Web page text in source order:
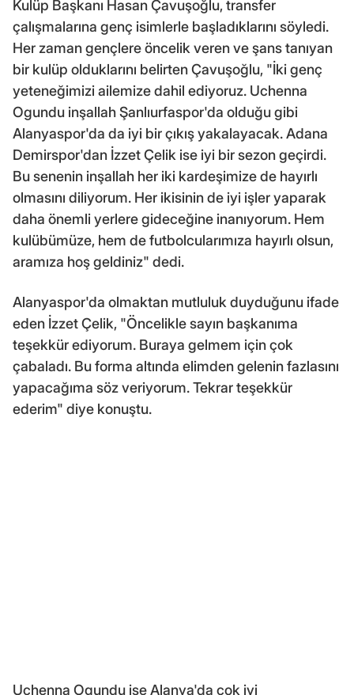
Kulüp Başkanı Hasan Çavuşoğlu, transfer
çalışmalarına genç isimlerle başladıklarını söyledi.
Her zaman gençlere öncelik veren ve şans tanıyan
bir kulüp olduklarını belirten Çavuşoğlu, "İki genç
yeteneğimizi ailemize dahil ediyoruz. Uchenna
Ogundu inşallah Şanlıurfaspor'da olduğu gibi
Alanyaspor'da da iyi bir çıkış yakalayacak. Adana
Demirspor'dan İzzet Çelik ise iyi bir sezon geçirdi.
Bu senenin inşallah her iki kardeşimize de hayırlı
olmasını diliyorum. Her ikisinin de iyi işler yaparak
daha önemli yerlere gideceğine inanıyorum. Hem
kulübümüze, hem de futbolcularımıza hayırlı olsun,
aramıza hoş geldiniz" dedi.
Alanyaspor'da olmaktan mutluluk duyduğunu ifade
eden İzzet Çelik, "Öncelikle sayın başkanıma
teşekkür ediyorum. Buraya gelmem için çok
çabaladı. Bu forma altında elimden gelenin fazlasını
yapacağıma söz veriyorum. Tekrar teşekkür
ederim" diye konuştu.
Uchenna Ogundu ise Alanya'da çok iyi